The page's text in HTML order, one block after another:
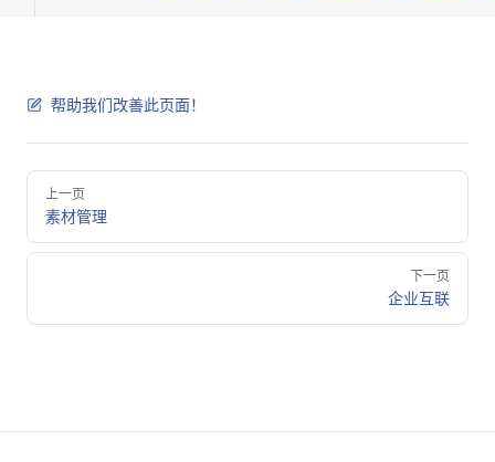
帮助我们改善此页面！
Pager
上一页
素材管理
下一页
企业互联